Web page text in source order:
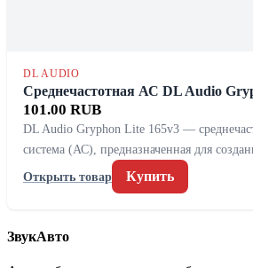
DL AUDIO
Среднечастотная АС DL Audio
101.00 RUB
DL Audio Gryphon Lite 165v3 —
система (АС), предназначенная для
Открыть товар
Купить
ЗвукАвто